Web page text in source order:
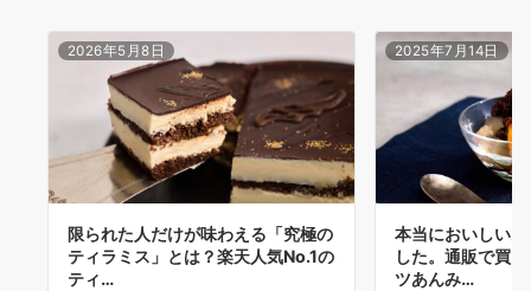
2026年5月8日
限られた人だけが味わえる「究極の
ティラミス」とは？楽天人気No.1の
ティ…
2025年7月14日
本当においしい
した。通販で買
ツあんみ…